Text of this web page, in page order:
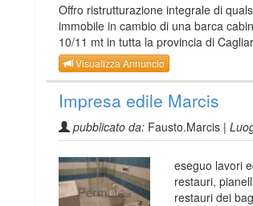
Offro ristrutturazione integrale di
immobile in cambio di una barca
10/11 mt in tutta la provincia di
Visualizza Annuncio
Impresa edile Marcis
pubblicato da: Fausto.Marcis |
eseguo lavori
restauri,
restauri dei